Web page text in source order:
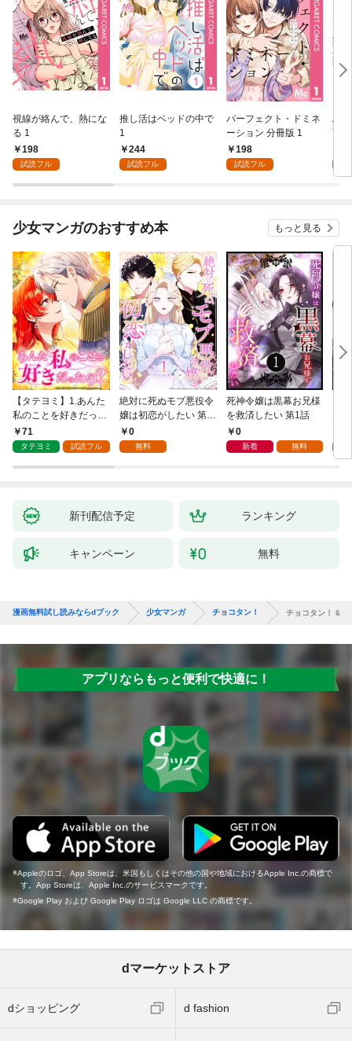
視線が絡んで、熱にな
る 1
198
試読フル
推し活はベッドの中で
1
244
試読フル
パーフェクト・ドミネ
ーション 分冊版 1
198
試読フル
ふ
言
少女マンガのおすすめ本 もっと見る
【タテヨミ】1.あんた
私のことを好きだった
の？
71
タテヨミ 試読フル
絶対に死ぬモブ悪役令
嬢は初恋がしたい 第1
話0
無料
死神令嬢は黒幕お兄様
を救済したい 第1話
0
新着 無料
な
新刊配信予定 ランキング
キャンペーン 無料
漫画無料試し読みならdブック 少女マンガ チョコタン！ チョコタン！ 6
アプリならもっと便利で快適に！
Appleのロゴ、App Storeは、米国もしくはその他の国や地域におけるApple Inc.の商標で
す。App Storeは、Apple Inc.のサービスマークです。
Google Play および Google Play ロゴは Google LLC の商標です。
dマーケットストア
dショッピング d fashion